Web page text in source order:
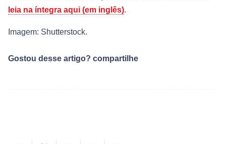
leia na íntegra aqui (em inglês).
Imagem: Shutterstock.
Gostou desse artigo? compartilhe